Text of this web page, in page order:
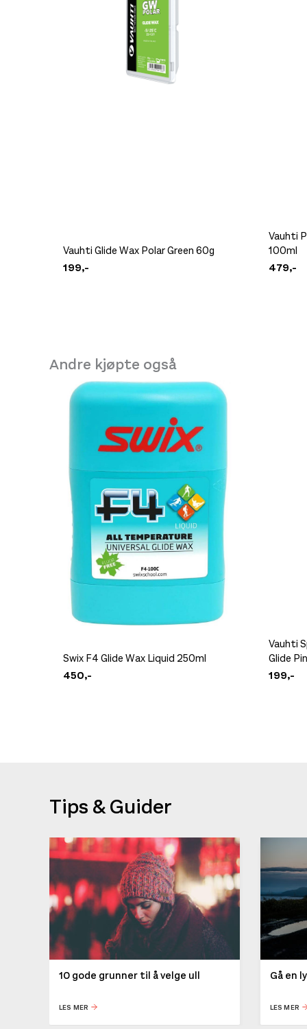
Swix Skin Impregnation 80ml
220,-
Vauhti Glide Wax Polar Green 60g
199,-
Vauhti
100ml
479,-
Andre kjøpte også
Swix F4 Glide Wax Liquid 250ml
450,-
Vauhti
Glide
199,-
Tips & Guider
10 gode grunner til å velge ull
LES MER
Gå en
LES MER